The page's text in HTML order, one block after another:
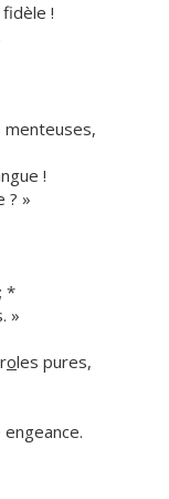
!
menteuses,
!
? »
*
»
oles pures,